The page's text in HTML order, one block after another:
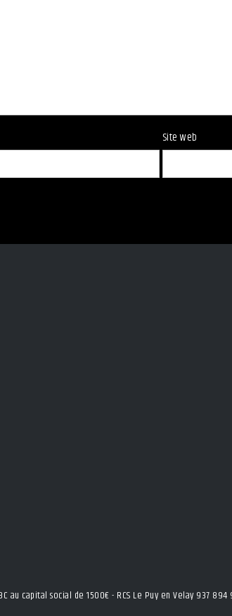
Site web
au capital social de 1500€ - RCS Le Puy en Velay 937